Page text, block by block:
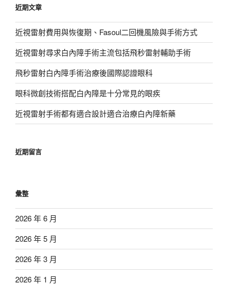
字:
近期文章
近視雷射費用與恢復期、Fasoul二回機風險與手術方式
近視雷射尋求白內障手術主流包括飛秒雷射輔助手術
飛秒雷射白內障手術治療後國際認證眼科
眼科微創技術搭配白內障是十分常見的眼疾
近視雷射手術都有適合設計適合治療白內障新藥
近期留言
彙整
2026 年 6 月
2026 年 5 月
2026 年 3 月
2026 年 1 月